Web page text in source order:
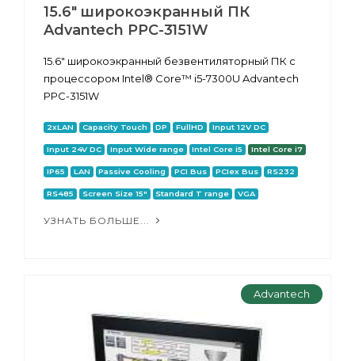
15.6" широкоэкранный ПК
Advantech PPC-3151W
15.6" широкоэкранный безвентиляторный ПК с
процессором Intel® Core™ i5-7300U Advantech
PPC-3151W
2xLAN Capacity Touch DP FullHD Input 12V DC
Input 24V DC Input Wide range Intel Core i5 Intel Core i7
IP65 LAN Passive Cooling PCI Bus PCIex Bus RS232
RS485 Screen Size 15" Standard T range VGA
УЗНАТЬ БОЛЬШЕ...
Advantech